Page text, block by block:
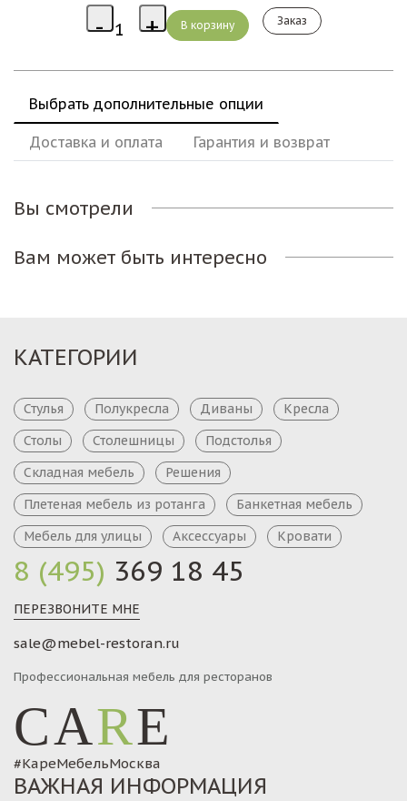
Заказ
Выбрать дополнительные опции
Доставка и оплата Гарантия и возврат
Вы смотрели
Вам может быть интересно
8 (495) 369 18 45
ПЕРЕЗВОНИТЕ МНЕ
sale@mebel-restoran.ru
Профессиональная мебель для ресторанов
CARE
#КареМебельМосква
КАТЕГОРИИ
Стулья Полукресла Диваны
Кресла
Столы
Столешницы
Подстолья
Складная мебель
Решения
Плетеная мебель из ротанга
Банкетная мебель
Мебель для улицы
Аксессуары Кровати
ВАЖНАЯ ИНФОРМАЦИЯ